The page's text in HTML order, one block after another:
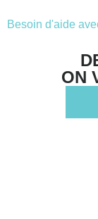
Besoin d'aide
ON